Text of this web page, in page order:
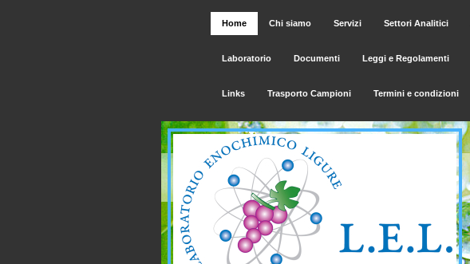
Home Chi siamo Servizi Settori Analitici
Laboratorio Documenti Leggi e Regolamenti
Links Trasporto Campioni Termini e condizioni